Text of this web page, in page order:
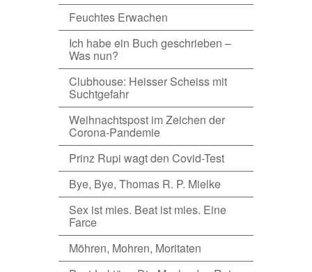
Feuchtes Erwachen
Ich habe ein Buch geschrieben –
Was nun?
Clubhouse: Heisser Scheiss mit
Suchtgefahr
Weihnachtspost im Zeichen der
Corona-Pandemie
Prinz Rupi wagt den Covid-Test
Bye, Bye, Thomas R. P. Mielke
Sex ist mies. Beat ist mies. Eine
Farce
Möhren, Mohren, Moritaten